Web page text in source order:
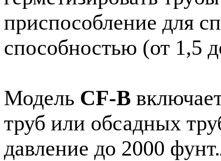
приспособление для
способностью (от 1,5
Модель CF-B
труб или обсадных
давление до 2000